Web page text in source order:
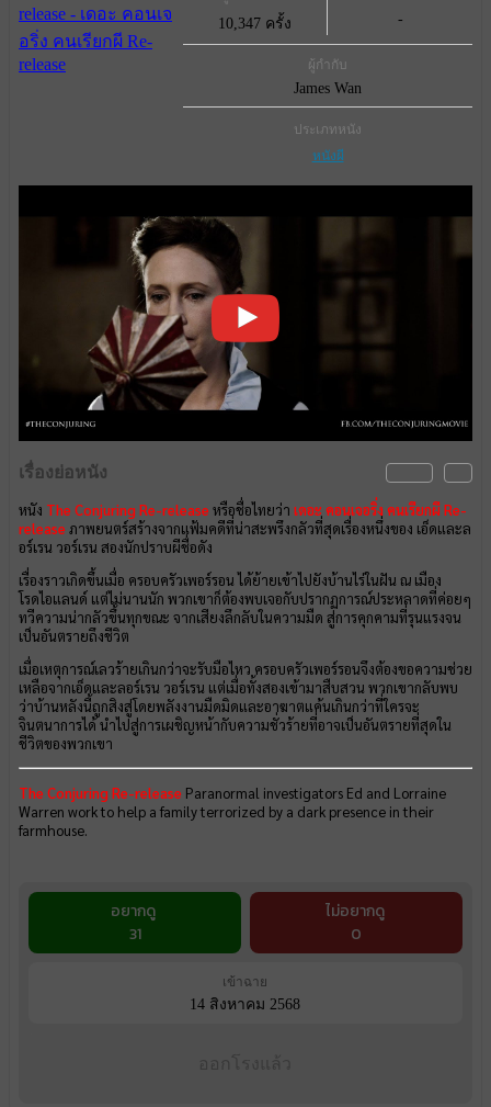
10,347 ครั้ง -
ผู้กำกับ
James Wan
ประเภทหนัง
หนังผี
เรื่องย่อหนัง
หนัง The Conjuring Re-release หรือชื่อไทยว่า เดอะ คอนเจอริ่ง คนเรียกผี Re-
release ภาพยนตร์สร้างจากแฟ้มคดีที่น่าสะพรึงกลัวที่สุดเรื่องหนึ่งของ เอ็ดและล
อร์เรน วอร์เรน สองนักปราบผีชื่อดัง
เรื่องราวเกิดขึ้นเมื่อ ครอบครัวเพอร์รอน ได้ย้ายเข้าไปยังบ้านไร่ในฝัน ณ เมือง
โรดไอแลนด์ แต่ไม่นานนัก พวกเขาก็ต้องพบเจอกับปรากฏการณ์ประหลาดที่ค่อยๆ
ทวีความน่ากลัวขึ้นทุกขณะ จากเสียงลึกลับในความมืด สู่การคุกคามที่รุนแรงจน
เป็นอันตรายถึงชีวิต
เมื่อเหตุการณ์เลวร้ายเกินกว่าจะรับมือไหว ครอบครัวเพอร์รอนจึงต้องขอความช่วย
เหลือจากเอ็ดและลอร์เรน วอร์เรน แต่เมื่อทั้งสองเข้ามาสืบสวน พวกเขากลับพบ
ว่าบ้านหลังนี้ถูกสิงสู่โดยพลังงานมืดมิดและอาฆาตแค้นเกินกว่าที่ใครจะ
จินตนาการได้ นำไปสู่การเผชิญหน้ากับความชั่วร้ายที่อาจเป็นอันตรายที่สุดใน
ชีวิตของพวกเขา
The Conjuring Re-release Paranormal investigators Ed and Lorraine
Warren work to help a family terrorized by a dark presence in their
farmhouse.
อยากดู
31
ไม่อยากดู
0
เข้าฉาย
14 สิงหาคม 2568